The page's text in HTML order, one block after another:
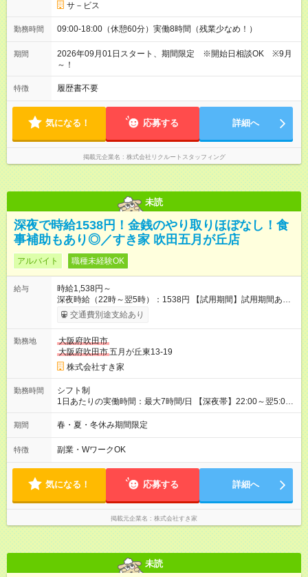
サ－ビス
勤務時間 09:00-18:00（休憩60分）実働8時間（残業少なめ！）
期間
2026年09月01日スタート、期間限定 ※開始日相談OK ※9月
～！
特徴 履歴書不要
気になる！ 応募する 詳細へ
掲載元企業名 株式会社リクルートスタッフィング
未読
深夜で時給1538円！金銭のやり取りほぼなし！食
事補助もあり◎／すき家 吹田五月が丘店
アルバイト 職種未経験OK
給与
時給1,538円～
深夜時給（22時～翌5時）：1538円 【試用期間】試用期間あり
試用期間の長さ：1ヶ月 雇用形態、給与は本採用時と同じです。
試用期間の実態は30日（※条件変更なし）ですが、切り上げで
同時給）
交通費別途支給あり
勤務地
大阪府吹田市
大阪府吹田市五月が丘東13-19
株式会社すき家
勤務時間
シフト制
1日あたりの実働時間：最大7時間/日 【深夜帯】22:00～翌5:00
週2日～・1日2h～OK◎ ※22:00から翌5:00までは18歳以上の方
のみ勤務可能です（18歳未満の深夜業務禁止のため） ★深夜で
す。 必ず、2名以上での勤務を行いますので、安心して働けま
す。
期間 春・夏・冬休み期間限定
特徴 副業・WワークOK
気になる！ 応募する 詳細へ
掲載元企業名 株式会社すき家
未読